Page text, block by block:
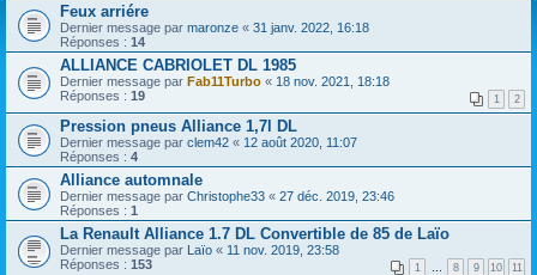
Feux arriére
Dernier message par maronze « 31 janv. 2022, 16:18
Réponses : 14
ALLIANCE CABRIOLET DL 1985
Dernier message par Fab11Turbo « 18 nov. 2021, 18:18
Réponses : 19 1 2
Pression pneus Alliance 1,7l DL
Dernier message par clem42 « 12 août 2020, 11:07
Réponses : 4
Alliance automnale
Dernier message par Christophe33 « 27 déc. 2019, 23:46
Réponses : 1
La Renault Alliance 1.7 DL Convertible de 85 de Laïo
Dernier message par Laïo « 11 nov. 2019, 23:58
Réponses : 153 1 8 9 10 11